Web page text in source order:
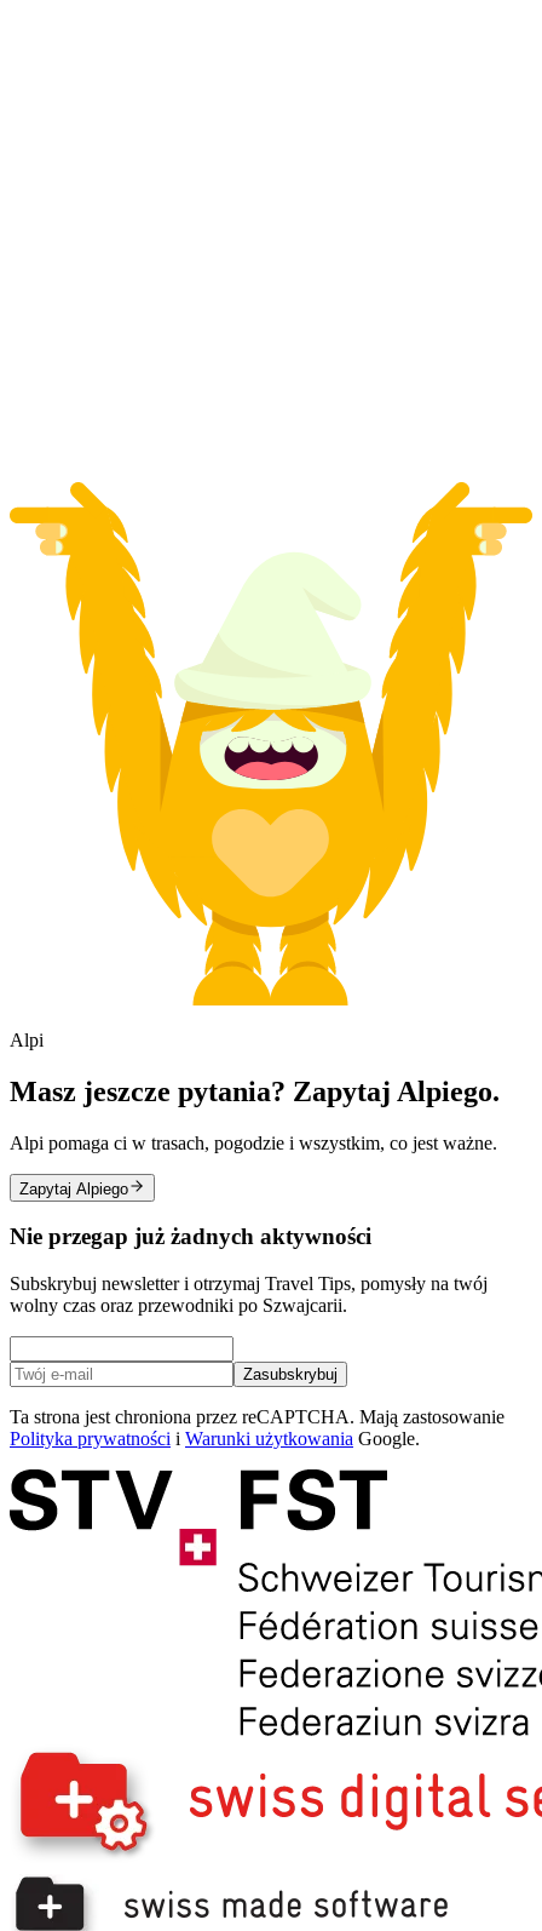
Alpi
Masz jeszcze pytania? Zapytaj Alpiego.
Alpi pomaga ci w trasach, pogodzie i wszystkim, co jest ważne.
Zapytaj Alpiego
Nie przegap już żadnych aktywności
Subskrybuj newsletter i otrzymaj Travel Tips, pomysły na twój
wolny czas oraz przewodniki po Szwajcarii.
Zasubskrybuj
Ta strona jest chroniona przez reCAPTCHA. Mają zastosowanie
Polityka prywatności i Warunki użytkowania Google.